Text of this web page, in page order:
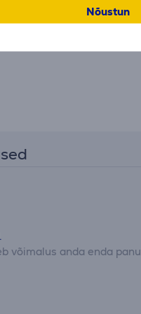
Nõustun
võimalus anda enda